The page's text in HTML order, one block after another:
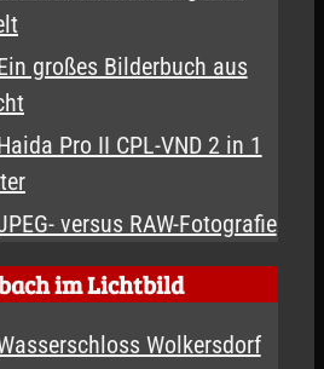
großes Bilderbuch aus
Pro II CPL-VND 2 in 1
versus RAW-Fotografie
im Lichtbild
Wolkersdorf